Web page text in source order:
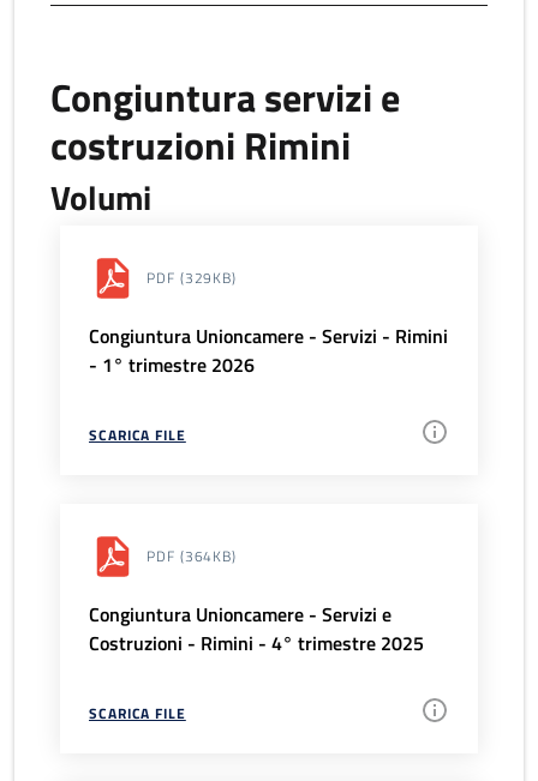
Congiuntura servizi e
costruzioni Rimini
Volumi
PDF (329KB)
Congiuntura Unioncamere - Servizi - Rimini
- 1° trimestre 2026
SCARICA FILE
PDF (364KB)
Congiuntura Unioncamere - Servizi e
Costruzioni - Rimini - 4° trimestre 2025
SCARICA FILE